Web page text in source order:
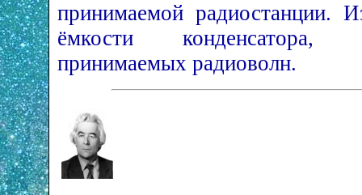
принимаемой радиостанции.
ёмкости конденсатора,
принимаемых радиоволн.